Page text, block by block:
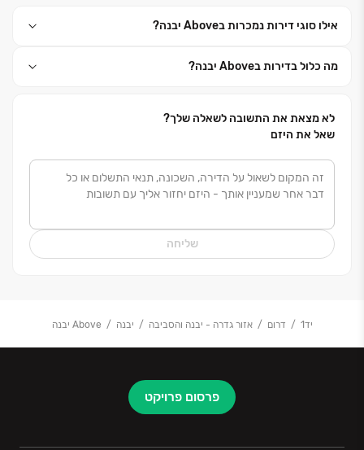
קבוצת חג'ג'–צים הופכת חזון למציאות. בזכות סטנדרט
סביבת מגורים ומסחר שמרגישה כמו בית מהרגע הראשון.
אילו סוגי דירות נמכרות בAbove יבנה?
מה כלול בדירות בAbove יבנה?
לא מצאת את התשובה לשאלה שלך?
שאל את היזם
שליחה
יד1 דרום אזור גדרה - יבנה והסביבה יבנה Above יבנה
פרסום פרויקט